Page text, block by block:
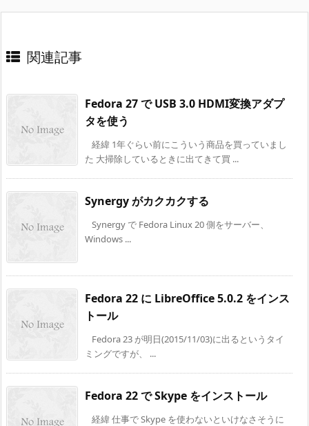
関連記事
Fedora 27 で USB 3.0 HDMI変換アダプ
タを使う
経緯 1年ぐらい前にこういう商品を買っていまし
た 大掃除しているときに出てきて買 ...
Synergy がカクカクする
Synergy で Fedora Linux 20 側をサーバー、
Windows ...
Fedora 22 に LibreOffice 5.0.2 をインス
トール
Fedora 23 が明日(2015/11/03)に出るというタイ
ミングですが、 ...
Fedora 22 で Skype をインストール
経緯 仕事で Skype を使わないといけなさそうに